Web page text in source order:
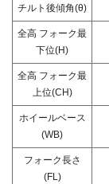
チルト後傾角(θ)
全高 フォーク最
下位(H)
全高 フォーク最
上位(CH)
ホイールベース
(WB)
フォーク長さ
(FL)